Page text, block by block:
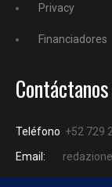
Privacy
Financiadores
Contáctanos
Teléfono +52 729
Email: